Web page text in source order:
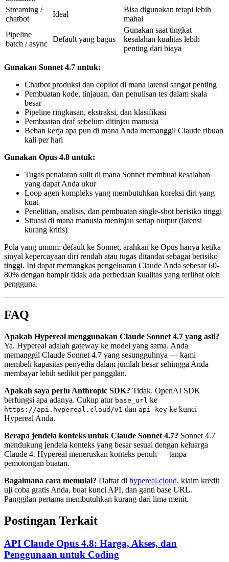
Streaming /
chatbot
Ideal
Bisa digunakan tetapi lebih
mahal
Pipeline
batch / async
Default yang bagus
Gunakan saat tingkat
kesalahan kualitas lebih
penting dari biaya
Gunakan Sonnet 4.7 untuk:
Chatbot produksi dan copilot di mana latensi sangat penting
Pembuatan kode, tinjauan, dan penulisan tes dalam skala
besar
Pipeline ringkasan, ekstraksi, dan klasifikasi
Pembuatan draf sebelum ditinjau manusia
Beban kerja apa pun di mana Anda memanggil Claude ribuan
kali per hari
Gunakan Opus 4.8 untuk:
Tugas penalaran sulit di mana Sonnet membuat kesalahan
yang dapat Anda ukur
Loop agen kompleks yang membutuhkan koreksi diri yang
kuat
Penelitian, analisis, dan pembuatan single-shot berisiko tinggi
Situasi di mana manusia meninjau setiap output (latensi
kurang kritis)
Pola yang umum: default ke Sonnet, arahkan ke Opus hanya ketika
sinyal kepercayaan diri rendah atau tugas ditandai sebagai berisiko
tinggi. Ini dapat memangkas pengeluaran Claude Anda sebesar 60-
80% dengan hampir tidak ada perbedaan kualitas yang terlihat oleh
pengguna.
FAQ
Apakah Hypereal menggunakan Claude Sonnet 4.7 yang asli?
Ya. Hypereal adalah gateway ke model yang sama. Anda
memanggil Claude Sonnet 4.7 yang sesungguhnya — kami
membeli kapasitas penyedia dalam jumlah besar sehingga Anda
membayar lebih sedikit per panggilan.
Apakah saya perlu Anthropic SDK? Tidak. OpenAI SDK
berfungsi apa adanya. Cukup atur base_url ke
https://api.hypereal.cloud/v1 dan api_key ke kunci
Hypereal Anda.
Berapa jendela konteks untuk Claude Sonnet 4.7? Sonnet 4.7
mendukung jendela konteks yang besar sesuai dengan keluarga
Claude 4. Hypereal meneruskan konteks penuh — tanpa
pemotongan buatan.
Bagaimana cara memulai? Daftar di hypereal.cloud, klaim kredit
uji coba gratis Anda, buat kunci API, dan ganti base URL.
Panggilan pertama membutuhkan kurang dari lima menit.
Postingan Terkait
API Claude Opus 4.8: Harga, Akses, dan
Penggunaan untuk Coding